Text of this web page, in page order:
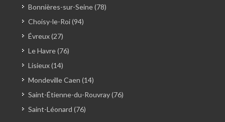
Bonnières-sur-Seine (78)
Choisy-le-Roi (94)
Évreux (27)
Le Havre (76)
Lisieux (14)
Mondeville Caen (14)
Saint-Étienne-du-Rouvray (76)
Saint-Léonard (76)